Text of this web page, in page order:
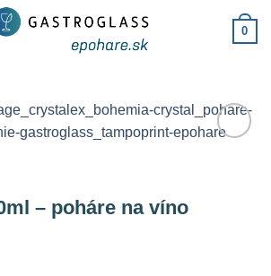
0
– poháre na víno